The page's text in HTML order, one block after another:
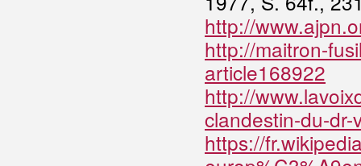
http://
http://maitron-
article168922
http://
clandestin-du-
https://